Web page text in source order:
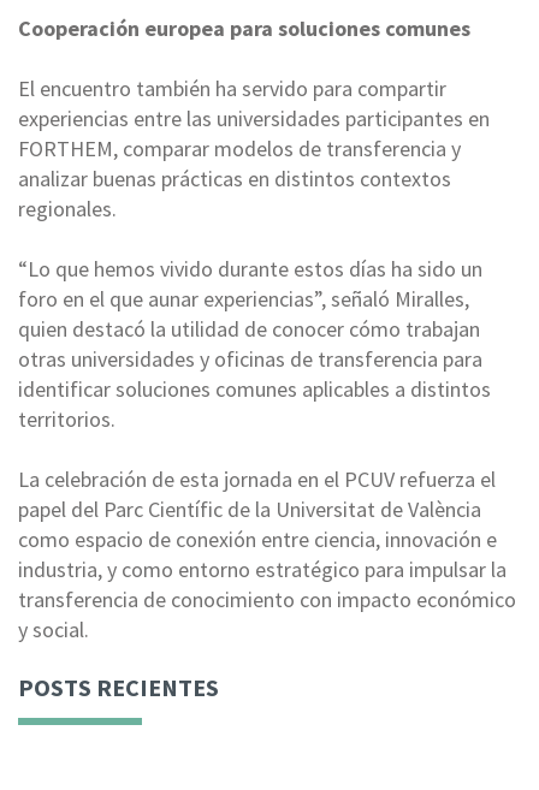
Cooperación europea para soluciones comunes
El encuentro también ha servido para compartir
experiencias entre las universidades participantes en
FORTHEM, comparar modelos de transferencia y
analizar buenas prácticas en distintos contextos
regionales.
“Lo que hemos vivido durante estos días ha sido un
foro en el que aunar experiencias”, señaló Miralles,
quien destacó la utilidad de conocer cómo trabajan
otras universidades y oficinas de transferencia para
identificar soluciones comunes aplicables a distintos
territorios.
La celebración de esta jornada en el PCUV refuerza el
papel del Parc Científic de la Universitat de València
como espacio de conexión entre ciencia, innovación e
industria, y como entorno estratégico para impulsar la
transferencia de conocimiento con impacto económico
y social.
POSTS RECIENTES